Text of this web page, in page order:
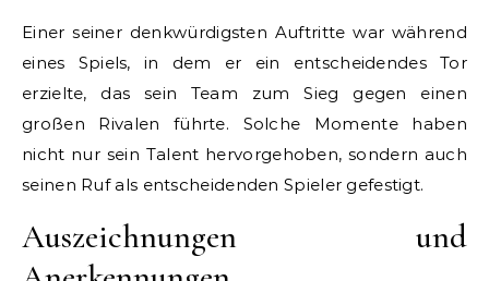
Einer seiner denkwürdigsten Auftritte war während
eines Spiels, in dem er ein entscheidendes Tor
erzielte, das sein Team zum Sieg gegen einen
großen Rivalen führte. Solche Momente haben
nicht nur sein Talent hervorgehoben, sondern auch
seinen Ruf als entscheidenden Spieler gefestigt.
Auszeichnungen und